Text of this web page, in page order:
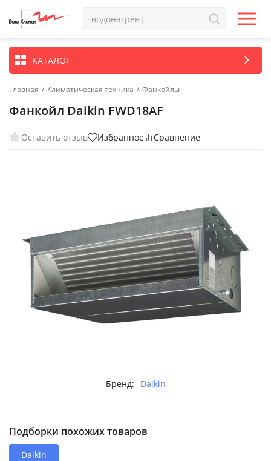
КАТАЛОГ
Главная / Климатическая техника / Фанкойлы
Фанкойл Daikin FWD18AF
Оставить отзыв Избранное Сравнение
Бренд: Daikin
Подборки похожих товаров
Daikin